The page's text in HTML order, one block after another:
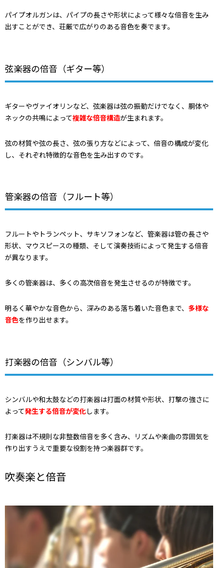
パイプオルガンは、パイプの長さや形状によって様々な倍音を生み
出すことができ、荘厳で広がりのある音色を奏でます。
弦楽器の倍音（ギター等）
ギターやヴァイオリンなど、弦楽器は弦の振動だけでなく、胴体や
ネックの共鳴によって複雑な倍音構造が生まれます。
弦の材質や弦の長さ、弦の張り方などによって、倍音の構成が変化
し、それぞれ特徴的な音色を生み出すのです。
管楽器の倍音（フルート等）
フルートやトランペット、サキソフォンなど、管楽器は管の長さや
形状、マウスピースの種類、そして演奏技術によって発生する倍音
が異なります。
多くの管楽器は、多くの高次倍音を発生させるのが特徴です。
明るく華やかな音色から、深みのある落ち着いた音色まで、 多様な
音色を作り出せます。
打楽器の倍音（シンバル等）
シンバルや和太鼓などの打楽器は打面の材質や形状、打撃の強さに
よって発生する倍音が変化します。
打楽器は不規則な非整数倍音を多く含み、リズムや楽曲の雰囲気を
作り出すうえで重要な役割を持つ楽器群です。
吹奏楽と倍音